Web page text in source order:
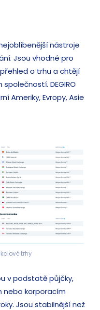
nástroje
Jsou vhodné pro
o trhu a chtějí
DEGIRO
Ameriky, Evropy, Asie
trhy
v podstatě půjčky,
korporacím
Jsou stabilnější než